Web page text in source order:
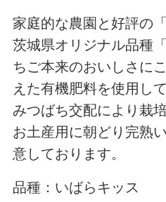
家庭的な農園と好評の
茨城県オリジナル品種
ちご本来のおいしさに
えた有機肥料を使用して
みつばち交配により栽
お土産用に朝どり完熟
意しております。
品種：いばらキッス